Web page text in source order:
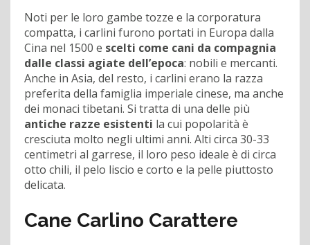
Noti per le loro gambe tozze e la corporatura
compatta, i carlini furono portati in Europa dalla
Cina nel 1500 e scelti come cani da compagnia
dalle classi agiate dell’epoca: nobili e mercanti.
Anche in Asia, del resto, i carlini erano la razza
preferita della famiglia imperiale cinese, ma anche
dei monaci tibetani. Si tratta di una delle più
antiche razze esistenti la cui popolarità è
cresciuta molto negli ultimi anni. Alti circa 30-33
centimetri al garrese, il loro peso ideale è di circa
otto chili, il pelo liscio e corto e la pelle piuttosto
delicata.
Cane Carlino Carattere